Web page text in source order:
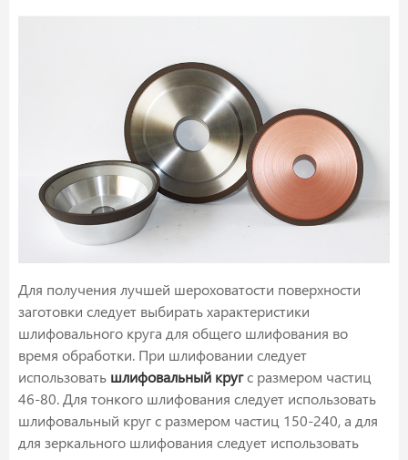
Для получения лучшей шероховатости поверхности
заготовки следует выбирать характеристики
шлифовального круга для общего шлифования во
время обработки. При шлифовании следует
использовать шлифовальный кругс размером частиц
46-80. Для тонкого шлифования следует использовать
шлифовальный круг с размером частиц 150-240, а для
для зеркального шлифования следует использовать